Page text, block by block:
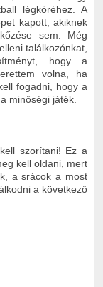
légköréhez. A
kapott, akiknek
sem. Még
találkozónkat,
hogy a
volna, ha
fogadni, hogy a
minőségi játék.
szorítani! Ez a
kell oldani, mert
a srácok a most
a következő